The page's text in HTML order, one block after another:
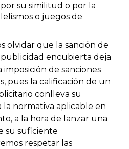
su similitud o por la
o juegos de
olvidar que la sanción de
encubierta deja
imposición de sanciones
pues la calificación de un
conlleva su
normativa aplicable en
a la hora de lanzar una
su suficiente
respetar las